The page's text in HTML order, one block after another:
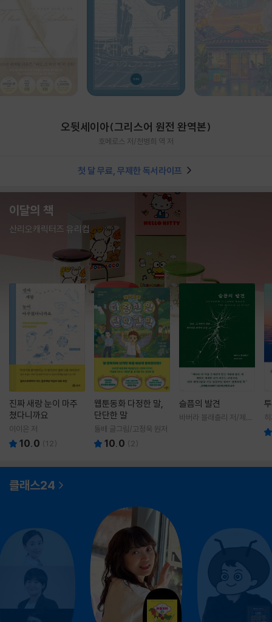
오뒷세이아(그리스어 원전 완역본)
호메로스 저/천병희 역 저
첫 달 무료, 무제한 독서라이프
이달의 책
산리오캐릭터즈 유리컵
진짜 새랑 눈이 마주
쳤다니까요
이이은 저
10.0 (12)
웹툰동화 다정한 말,
단단한 말
돌배 글그림/고정욱 원저
10.0 ( 2)
슬픔의 발견
바버라 블래츨리 저/제효
클래스24